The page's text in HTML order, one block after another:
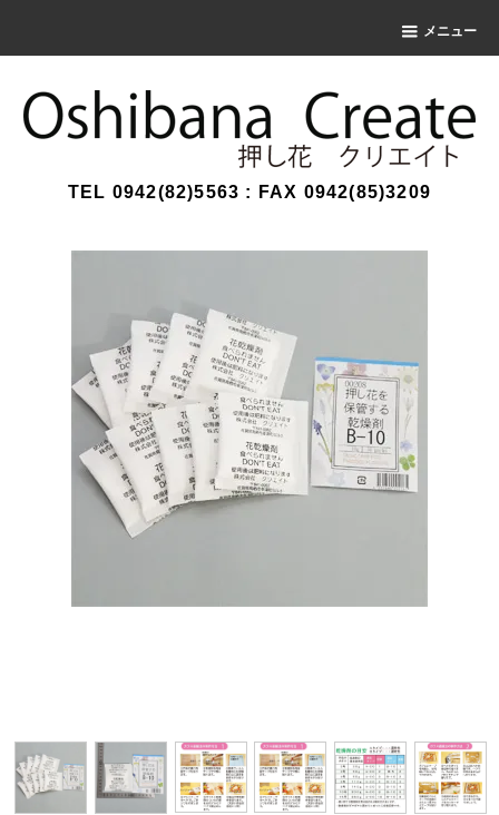
メニュー
TEL 0942(82)5563 : FAX 0942(85)3209